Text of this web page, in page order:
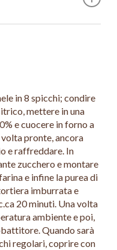
in 8 spicchi; condire
mettere in una
e cuocere in forno a
pronte, ancora
e raffreddare. In
zucchero e montare
e infine la purea di
imburrata e
20 minuti. Una volta
ambiente e poi,
Quando sarà
regolari, coprire con